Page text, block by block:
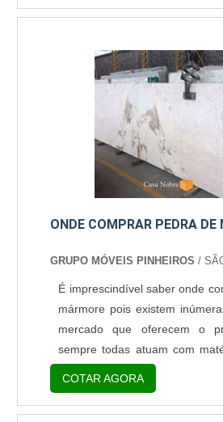
design de interiores. O
clientes que o adquirirem.
importantes é sua facilidade
isso que, cada vez mais, é po....
ONDE COMPRAR PEDRA DE
GRUPO MÓVEIS PINHEIROS /
É imprescindível saber onde
mármore pois existem
mercado que oferecem o
sempre todas atuam com
qualidade ou até mesmo
atendimento ao cliente
Desse modo, a pesquisa de
COTAR AGORA